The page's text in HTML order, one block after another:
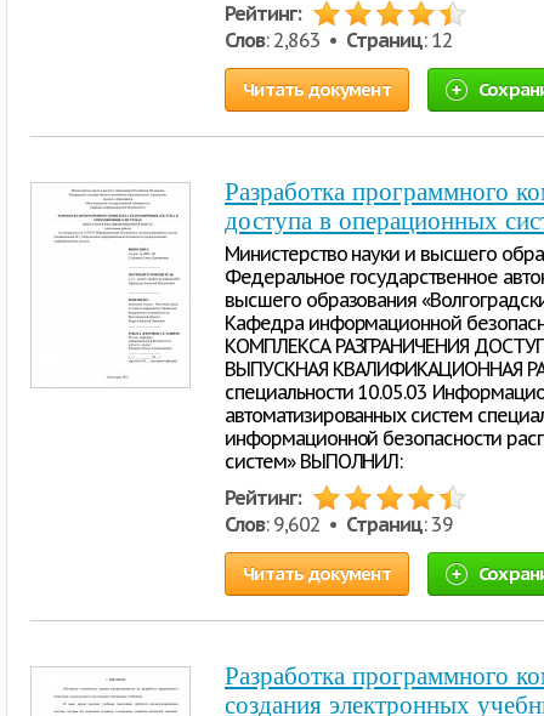
Рейтинг:
Слов: 2,863 • Страниц: 12
Читать документ
Разработка программного
доступа в операционных
Министерство науки и высшего
Федеральное государственное
высшего образования
Кафедра информационной
КОМПЛЕКСА РАЗГРАНИЧЕНИЯ
ВЫПУСКНАЯ КВАЛИФИКАЦИОННАЯ
специальности 10.05.03
автоматизированных систем
информационной безопасности
систем» ВЫПОЛНИЛ:
Рейтинг:
Слов: 9,602 • Страниц: 39
Читать документ
Разработка программного
создания электронных